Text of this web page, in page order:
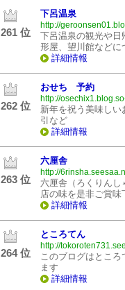
261 位
下呂温泉
http://
下呂温泉の観光や日
形屋、望川館などに
詳細情報
262 位
おせち 予約
http://
新年を祝う美味し
引など
詳細情報
263 位
六厘舎
http://
六厘舎（ろくりん
店の味を是非ご賞味
詳細情報
264 位
ところてん
http://
このブログはとこ
ます
詳細情報